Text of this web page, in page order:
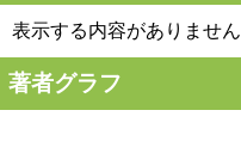
表示する内容がありません
著者グラフ